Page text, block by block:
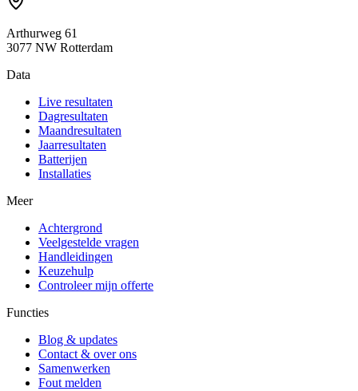
Arthurweg 61
3077 NW Rotterdam
Data
Live resultaten
Dagresultaten
Maandresultaten
Jaarresultaten
Batterijen
Installaties
Meer
Achtergrond
Veelgestelde vragen
Handleidingen
Keuzehulp
Controleer mijn offerte
Functies
Blog & updates
Contact & over ons
Samenwerken
Fout melden